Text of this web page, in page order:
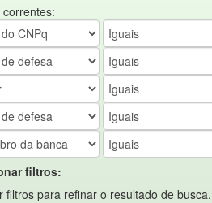
correntes:
filtros:
filtros para refinar o resultado de busca.